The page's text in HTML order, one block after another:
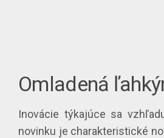
Omladená
Inovácie týkajúce sa
novinku je charakteristické